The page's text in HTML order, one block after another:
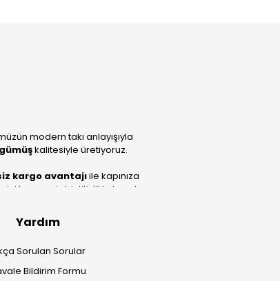
modern takı anlayışıyla
kalitesiyle üretiyoruz.
kargo avantajıile kapınıza
benzersiz bir titizlikle hazırlıyor;
Yardım
Sorulan Sorular
Bildirim Formu